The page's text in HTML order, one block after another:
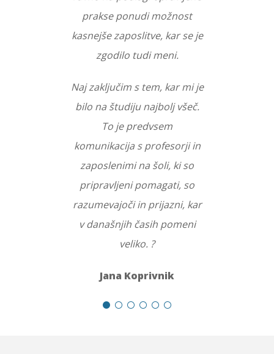
prakse ponudi možnost
kasnejše zaposlitve, kar se je
zgodilo tudi meni.
Naj zaključim s tem, kar mi je
bilo na študiju najbolj všeč.
To je predvsem
komunikacija s profesorji in
zaposlenimi na šoli, ki so
pripravljeni pomagati, so
razumevajoči in prijazni, kar
v današnjih časih pomeni
veliko. ?
Jana Koprivnik